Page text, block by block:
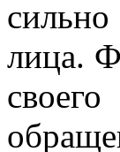
лица.